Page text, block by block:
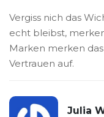
Vergiss nich das
echt bleibst,
Marken merken
Vertrauen auf.
Julia